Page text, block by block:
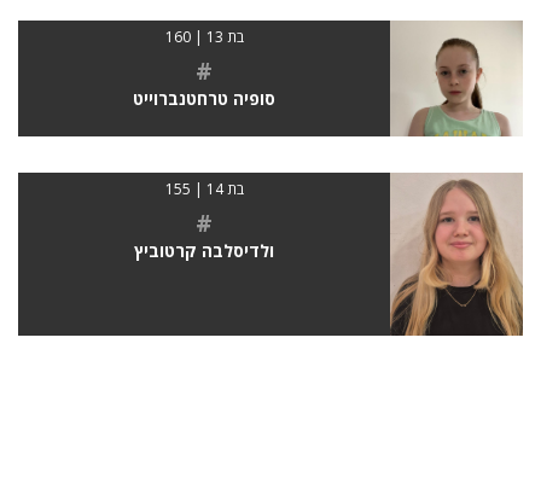
בת 13 | 160
#
סופיה טרחטנברוייט
בת 14 | 155
#
ולדיסלבה קרטוביץ